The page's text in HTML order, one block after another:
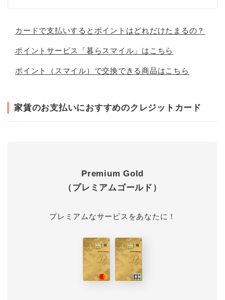
カードで支払いするとポイントはどれだけたまるの？
ポイントサービス「暮らスマイル」はこちら
ポイント（スマイル）で交換できる商品はこちら
家賃のお支払いにおすすめのクレジットカード
Premium Gold
（プレミアムゴールド）
プレミアムなサービスをあなたに！